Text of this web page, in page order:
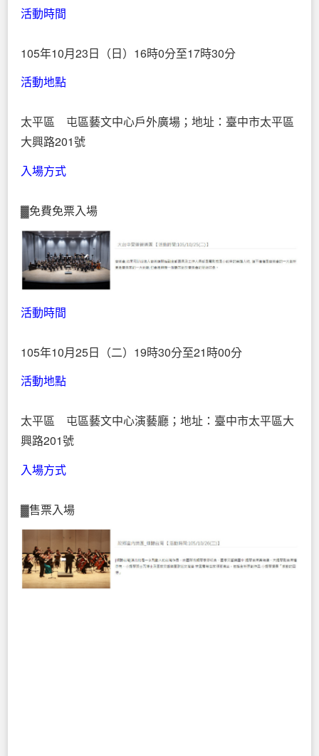
活動時間
105年10月23日（日）16時0分至17時30分
活動地點
太平區 屯區藝文中心戶外廣場；地址：臺中市太平區
大興路201號
入場方式
▓免費免票入場
活動時間
105年10月25日（二）19時30分至21時00分
活動地點
太平區 屯區藝文中心演藝廳；地址：臺中市太平區大
興路201號
入場方式
▓售票入場